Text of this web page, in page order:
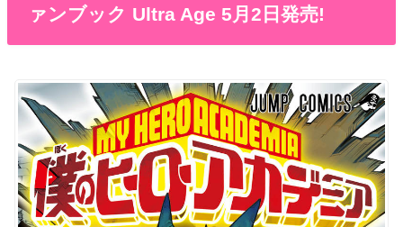
ァンブック Ultra Age 5月2日発売!